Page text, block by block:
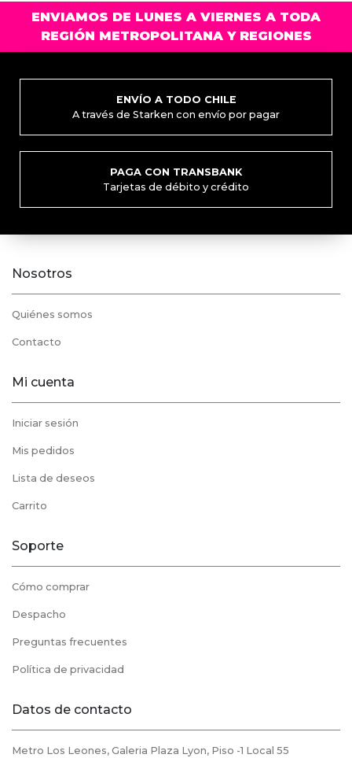
ENVIAMOS DE LUNES A VIERNES A TODA
REGIÓN METROPOLITANA Y REGIONES
ENVÍO A TODO CHILE
A través de Starken con envío por pagar
PAGA CON TRANSBANK
Tarjetas de débito y crédito
Nosotros
Quiénes somos
Contacto
Mi cuenta
Iniciar sesión
Mis pedidos
Lista de deseos
Carrito
Soporte
Cómo comprar
Despacho
Preguntas frecuentes
Política de privacidad
Datos de contacto
Metro Los Leones, Galeria Plaza Lyon, Piso -1 Local 55